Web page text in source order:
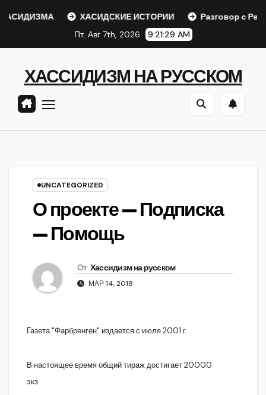
ХАСИДСКИЕ ИСТОРИИ
Разговор с Ребе
Пт. Авг 7th, 2026
9:21:29 AM
ХАССИДИЗМ НА РУССКОМ
UNCATEGORIZED
О проекте — Подписка
— Помощь
От Хассидизм на русском
МАР 14, 2018
Газета "Фарбренген" издается с июля 2001 г.
В настоящее время общий тираж достигает 20000
экз